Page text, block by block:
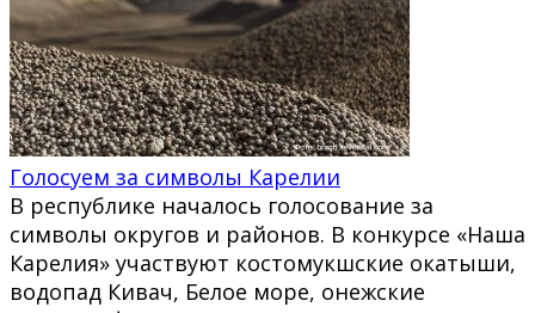
Голосуем за символы Карелии
В республике началось голосование за
символы округов и районов. В конкурсе «Наша
Карелия» участвуют костомукшские окатыши,
водопад Кивач, Белое море, онежские